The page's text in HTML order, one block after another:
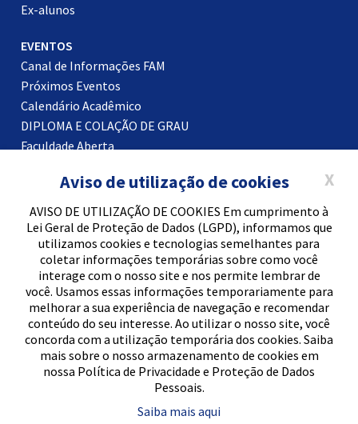
Ex-alunos
EVENTOS
Canal de Informações FAM
Próximos Eventos
Calendário Acadêmico
DIPLOMA E COLAÇÃO DE GRAU
Faculdade Aberta
2022 © CNPJ - 96.509.583/0001-50 - FAM - Faculdade
de Americana. Todos os direitos reservados.
Política de Privacidade
Aviso de utilização de cookies X
AVISO DE UTILIZAÇÃO DE COOKIES Em cumprimento à
Lei Geral de Proteção de Dados (LGPD), informamos que
utilizamos cookies e tecnologias semelhantes para
coletar informações temporárias sobre como você
interage com o nosso site e nos permite lembrar de
você. Usamos essas informações temporariamente para
melhorar a sua experiência de navegação e recomendar
conteúdo do seu interesse. Ao utilizar o nosso site, você
concorda com a utilização temporária dos cookies. Saiba
mais sobre o nosso armazenamento de cookies em
nossa Política de Privacidade e Proteção de Dados
Pessoais.
Saiba mais aqui